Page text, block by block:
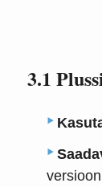
3.1